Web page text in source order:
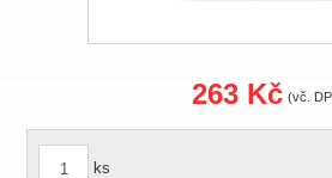
263 Kč (vč.
ks